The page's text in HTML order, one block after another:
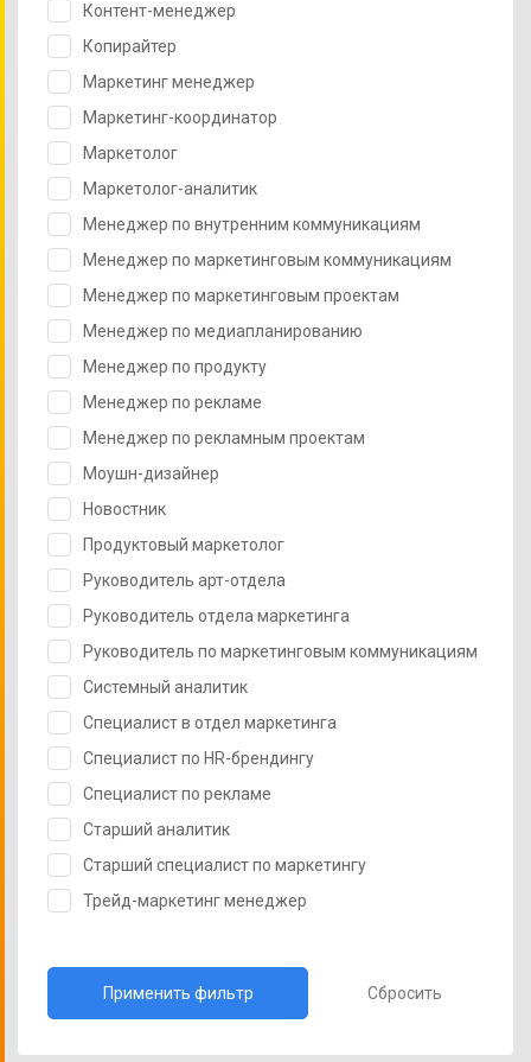
Контент-менеджер
Копирайтер
Маркетинг менеджер
Маркетинг-координатор
Маркетолог
Маркетолог-аналитик
Менеджер по внутренним коммуникациям
Менеджер по маркетинговым коммуникациям
Менеджер по маркетинговым проектам
Менеджер по медиапланированию
Менеджер по продукту
Менеджер по рекламе
Менеджер по рекламным проектам
Моушн-дизайнер
Новостник
Продуктовый маркетолог
Руководитель арт-отдела
Руководитель отдела маркетинга
Руководитель по маркетинговым коммуникациям
Системный аналитик
Специалист в отдел маркетинга
Специалист по HR-брендингу
Специалист по рекламе
Старший аналитик
Старший специалист по маркетингу
Трейд-маркетинг менеджер
Сбросить